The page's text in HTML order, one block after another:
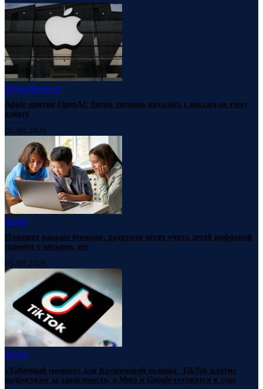
НаукаНовости
Apple против OpenAI: битва титанов началась с письма не тому
азиату
05.08.2026
Наука
Планшет раньше букваря: родители хотят учить детей цифровой
грамоте с четырех лет
05.08.2026
Наука
«Табачный момент» для Кремниевой долины: TikTok платит
подросткам за зависимость, а Meta и Google готовятся к суду